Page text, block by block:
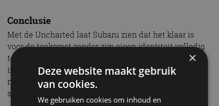
Conclusie
Met de Uncharted laat Subaru zien dat het klaar is
voor de toekomst zonder zijn eigen identiteit volledig
te verliezen. Ja, de voorwielaandrijving op de
instapversies zal voor de puristen even slikken zijn,
maar het maakt de instapprijs van 37.900 euro wel
scherp voor een auto met deze specificaties.
×
Deze website maakt gebruik
van cookies.
We gebruiken cookies om inhoud en